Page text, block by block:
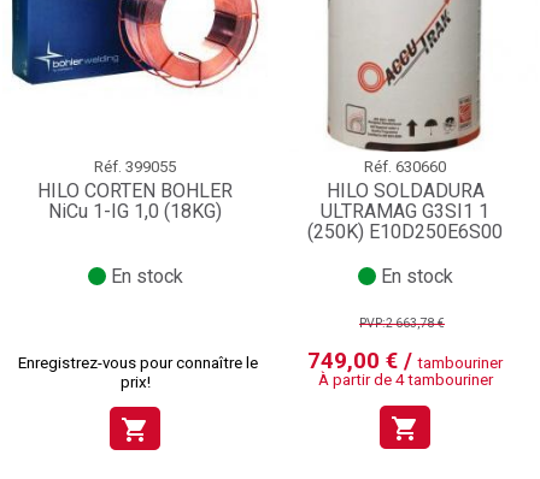
Réf. 399055
HILO CORTEN BOHLER
NiCu 1-IG 1,0 (18KG)
En stock
Enregistrez-vous pour connaître le
prix!
shopping_cart
Réf. 630660
HILO SOLDADURA
ULTRAMAG G3SI1 1
(250K) E10D250E6S00
En stock
PVP:2 663,78 €
749,00 € / tambouriner
À partir de 4 tambouriner
shopping_cart